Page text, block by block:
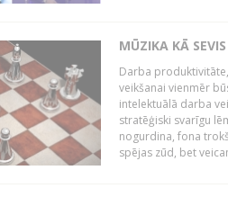
MŪZIKA KĀ
Darba
veikšanai vienmēr
intelektuālā darba
stratēģiski svarīgu
nogurdina, fona
spējas zūd, bet